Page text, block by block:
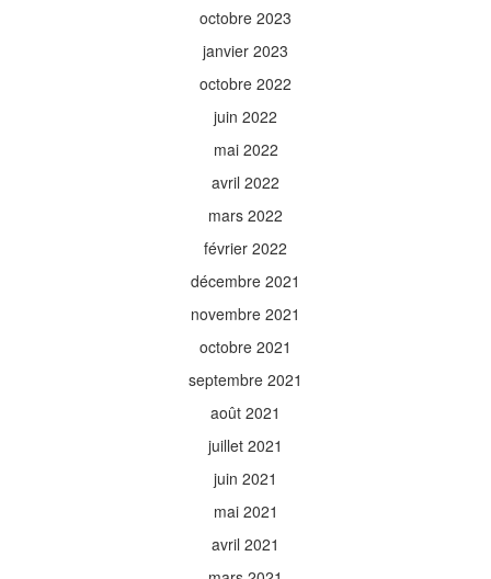
octobre 2023
janvier 2023
octobre 2022
juin 2022
mai 2022
avril 2022
mars 2022
février 2022
décembre 2021
novembre 2021
octobre 2021
septembre 2021
août 2021
juillet 2021
juin 2021
mai 2021
avril 2021